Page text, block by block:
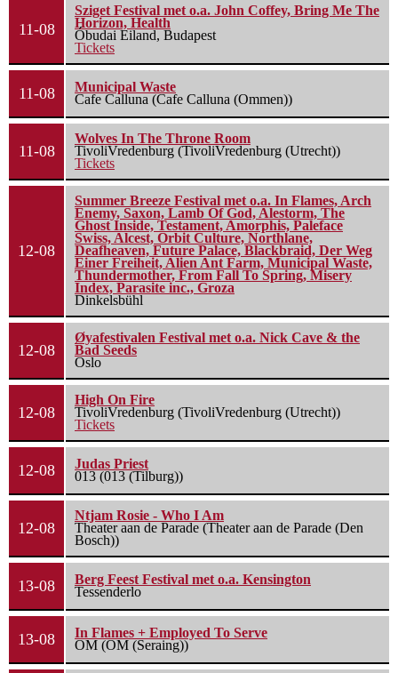
11-08
Sziget Festival met o.a. John Coffey, Bring Me The
Horizon, Health
Óbudai Eiland, Budapest
Tickets
11-08
Municipal Waste
Cafe Calluna (Cafe Calluna (Ommen))
11-08
Wolves In The Throne Room
TivoliVredenburg (TivoliVredenburg (Utrecht))
Tickets
12-08
Summer Breeze Festival met o.a. In Flames, Arch
Enemy, Saxon, Lamb Of God, Alestorm, The
Ghost Inside, Testament, Amorphis, Paleface
Swiss, Alcest, Orbit Culture, Northlane,
Deafheaven, Future Palace, Blackbraid, Der Weg
Einer Freiheit, Alien Ant Farm, Municipal Waste,
Thundermother, From Fall To Spring, Misery
Index, Parasite inc., Groza
Dinkelsbühl
12-08
Øyafestivalen Festival met o.a. Nick Cave & the
Bad Seeds
Oslo
12-08
High On Fire
TivoliVredenburg (TivoliVredenburg (Utrecht))
Tickets
12-08
Judas Priest
013 (013 (Tilburg))
12-08
Ntjam Rosie - Who I Am
Theater aan de Parade (Theater aan de Parade (Den
Bosch))
13-08
Berg Feest Festival met o.a. Kensington
Tessenderlo
13-08
In Flames + Employed To Serve
OM (OM (Seraing))